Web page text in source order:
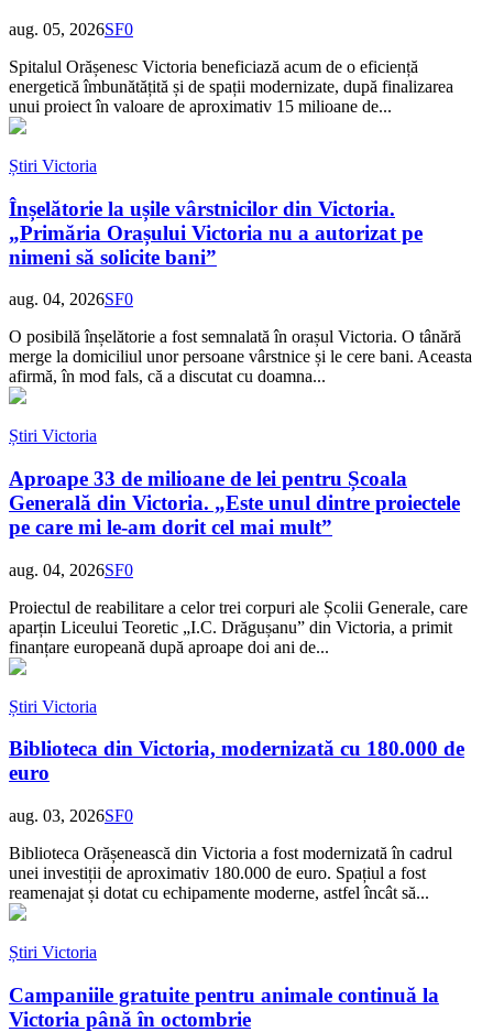
aug. 05, 2026SF0
Spitalul Orășenesc Victoria beneficiază acum de o eficiență
energetică îmbunătățită și de spații modernizate, după finalizarea
unui proiect în valoare de aproximativ 15 milioane de...
Știri Victoria
Înșelătorie la ușile vârstnicilor din Victoria.
„Primăria Orașului Victoria nu a autorizat pe
nimeni să solicite bani”
aug. 04, 2026SF0
O posibilă înșelătorie a fost semnalată în orașul Victoria. O tânără
merge la domiciliul unor persoane vârstnice și le cere bani. Aceasta
afirmă, în mod fals, că a discutat cu doamna...
Știri Victoria
Aproape 33 de milioane de lei pentru Școala
Generală din Victoria. „Este unul dintre proiectele
pe care mi le-am dorit cel mai mult”
aug. 04, 2026SF0
Proiectul de reabilitare a celor trei corpuri ale Școlii Generale, care
aparțin Liceului Teoretic „I.C. Drăgușanu” din Victoria, a primit
finanțare europeană după aproape doi ani de...
Știri Victoria
Biblioteca din Victoria, modernizată cu 180.000 de
euro
aug. 03, 2026SF0
Biblioteca Orășenească din Victoria a fost modernizată în cadrul
unei investiții de aproximativ 180.000 de euro. Spațiul a fost
reamenajat și dotat cu echipamente moderne, astfel încât să...
Știri Victoria
Campaniile gratuite pentru animale continuă la
Victoria până în octombrie